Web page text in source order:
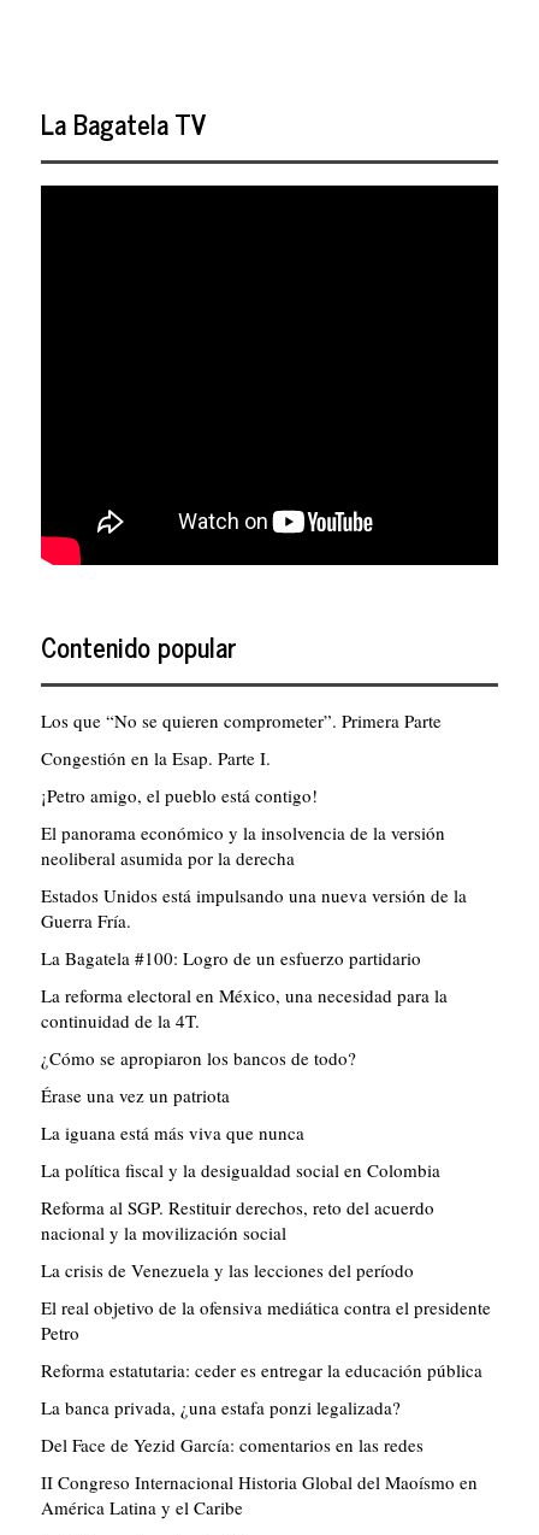
La Bagatela TV
Contenido popular
Los que “No se quieren comprometer”. Primera Parte
Congestión en la Esap. Parte I.
¡Petro amigo, el pueblo está contigo!
El panorama económico y la insolvencia de la versión
neoliberal asumida por la derecha
Estados Unidos está impulsando una nueva versión de la
Guerra Fría.
La Bagatela #100: Logro de un esfuerzo partidario
La reforma electoral en México, una necesidad para la
continuidad de la 4T.
¿Cómo se apropiaron los bancos de todo?
Érase una vez un patriota
La iguana está más viva que nunca
La política fiscal y la desigualdad social en Colombia
Reforma al SGP. Restituir derechos, reto del acuerdo
nacional y la movilización social
La crisis de Venezuela y las lecciones del período
El real objetivo de la ofensiva mediática contra el presidente
Petro
Reforma estatutaria: ceder es entregar la educación pública
La banca privada, ¿una estafa ponzi legalizada?
Del Face de Yezid García: comentarios en las redes
II Congreso Internacional Historia Global del Maoísmo en
América Latina y el Caribe